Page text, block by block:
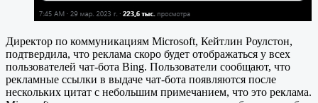
Директор по коммуникациям Microsoft, Кейтлин Роулстон,
подтвердила, что реклама скоро будет отображаться у всех
пользователей чат-бота Bing. Пользователи сообщают, что
рекламные ссылки в выдаче чат-бота появляются после
нескольких цитат с небольшим примечанием, что это реклама.